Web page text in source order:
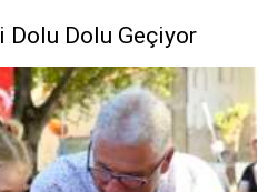
Dolu Dolu Geçiyor